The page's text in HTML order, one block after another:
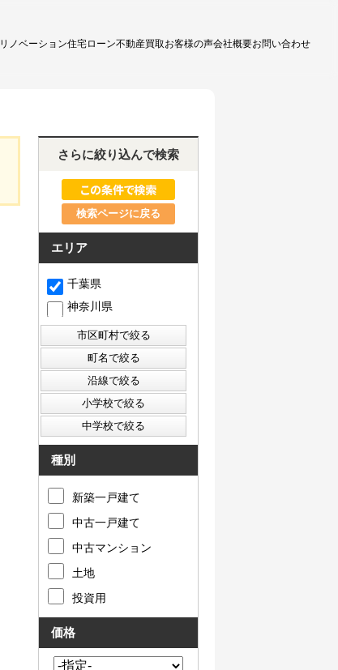
リノベーション住宅ローン不動産買取お客様の声会社概要お問い合わせ
さらに絞り込んで検索
検索ページに戻る
エリア
千葉県
神奈川県
種別
新築一戸建て
中古一戸建て
中古マンション
土地
投資用
価格